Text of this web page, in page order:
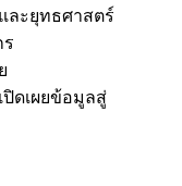
ละยุทธศาสตร์
ร
ปิดเผยข้อมูลสู่